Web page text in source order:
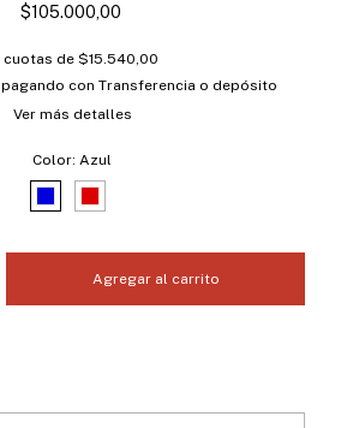
$105.000,00
cuotas de $15.540,00
pagando con Transferencia o depósito
Ver más detalles
Color: Azul